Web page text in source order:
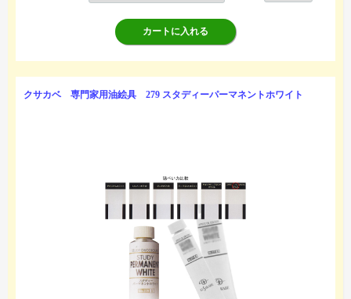
カートに入れる
クサカベ 専門家用油絵具 279 スタディーパーマネントホワイト